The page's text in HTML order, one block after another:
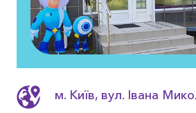
м. Київ, вул. Івана